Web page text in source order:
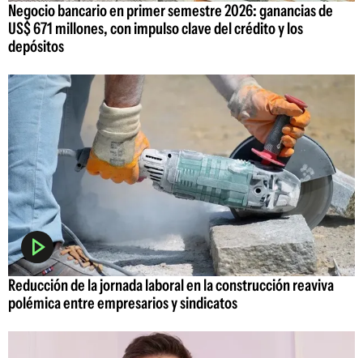
Negocio bancario en primer semestre 2026: ganancias de
US$ 671 millones, con impulso clave del crédito y los
depósitos
Reducción de la jornada laboral en la construcción reaviva
polémica entre empresarios y sindicatos